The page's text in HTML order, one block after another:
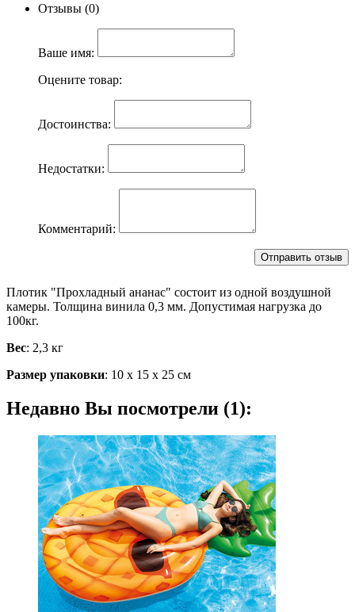
Отзывы (0)
Ваше имя:
Оцените товар:
Достоинства:
Недостатки:
Комментарий:
Плотик "Прохладный ананас" состоит из одной воздушной
камеры. Толщина винила 0,3 мм. Допустимая нагрузка до
100кг.
Вес: 2,3 кг
Размер упаковки: 10 х 15 х 25 см
Недавно Вы посмотрели (1):